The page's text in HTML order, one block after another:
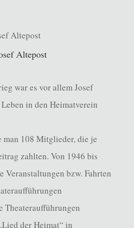
Altepost
war es vor allem Josef
in den Heimatverein
man 108 Mitglieder, die je
zahlten. Von 1946 bis
Veranstaltungen bzw. Fahrten
Theateraufführungen
der Heimat“ in